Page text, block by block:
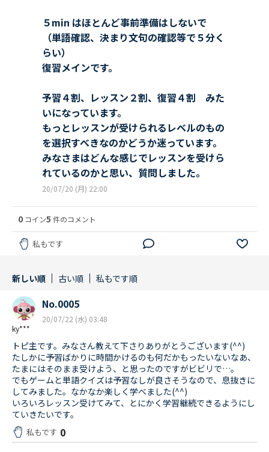
５min はほとんど事前準備はしないで
（単語確認、決まり文句の確認等で５分く
らい）
復習メインです。
予習４割、レッスン２割、復習４割 みた
いになっています。
もっとレッスンが受けられるレベルのもの
を選択すべきなのかどうか迷っています。
みなさまはどんな感じでレッスンを受けら
れているのかと思い、質問しました。
20/07/20 (月) 22:00
0 コイン5 件のコメント
私もです
新しい順 古い順 私もです順
ky***
No.0005
20/07/22 (水) 03:48
トピ主です。みなさん教えて下さりありがとうございます(^^)
たしかに予習ばかりに時間かけるのも何だかもったいないなあ、
たまにはそのまま受けよう、と思ったのですがビビリで…。
でもゲームと単語クイズは予習なしが良さそうなので、息抜きに
してみました。なかなか楽しく学べました(^^)
いろいろレッスン受けてみて、とにかく学習継続できるようにし
ていきたいです。
私もです 0